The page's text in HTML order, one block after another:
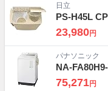
日立
PS-H45L CP
23,980円
パナソニック
NA-
75,271円